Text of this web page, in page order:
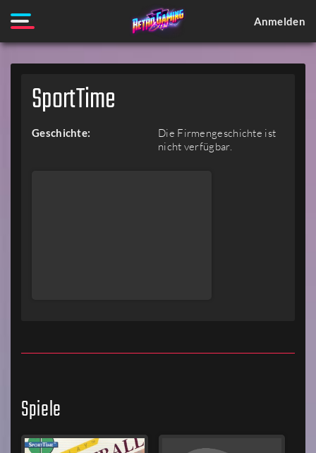
Anmelden
SportTime
Geschichte:
Die Firmengeschichte ist
nicht verfügbar.
Spiele